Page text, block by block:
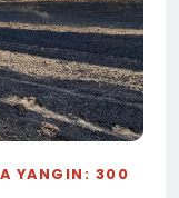
YANGIN: 300